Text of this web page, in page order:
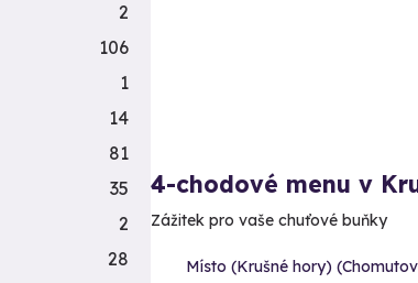
4-chodové menu v
Zážitek pro vaše chuťové buňky
Místo (Krušné hory)
2
106
1
14
81
35
2
28